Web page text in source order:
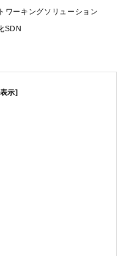
ワーキングソリューション
SDN
示]